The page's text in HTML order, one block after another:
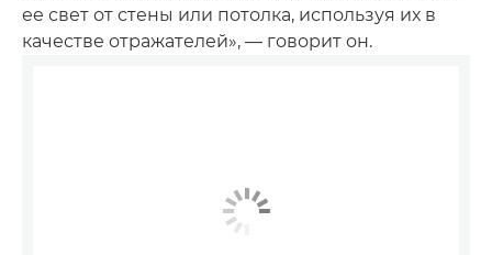
ее свет от стены или потолка, используя их в
качестве отражателей», — говорит он.